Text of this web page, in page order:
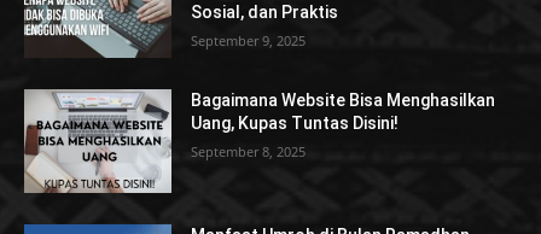
Sosial, dan Praktis
September 9, 2025
Bagaimana Website Bisa Menghasilkan
Uang, Kupas Tuntas Disini!
September 8, 2025